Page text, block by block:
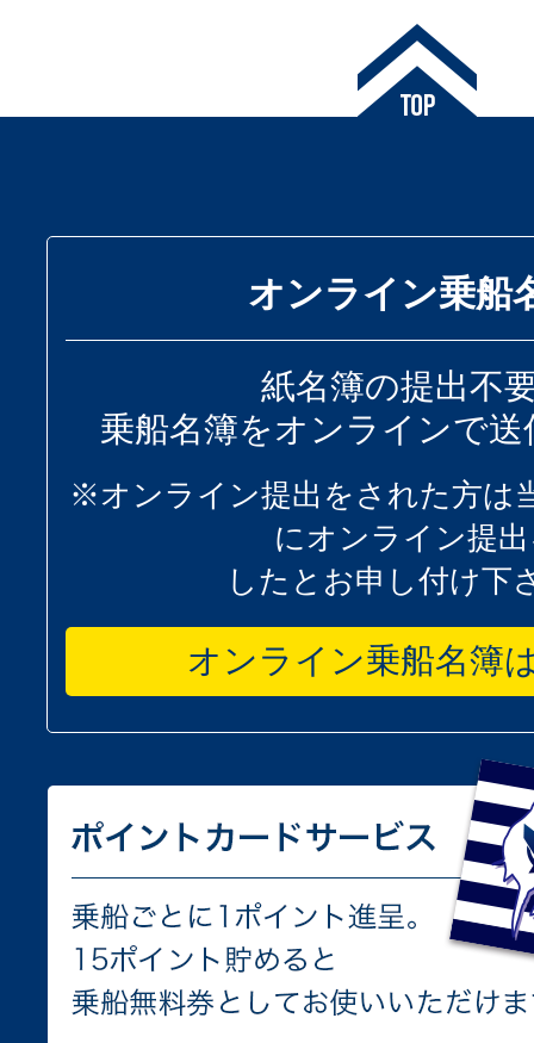
オンライン乗船
紙名簿の提出不
乗船名簿をオンラインで
※オンライン提出をされた方は
にオンライン提
したとお申し付け下
オンライン乗船名簿